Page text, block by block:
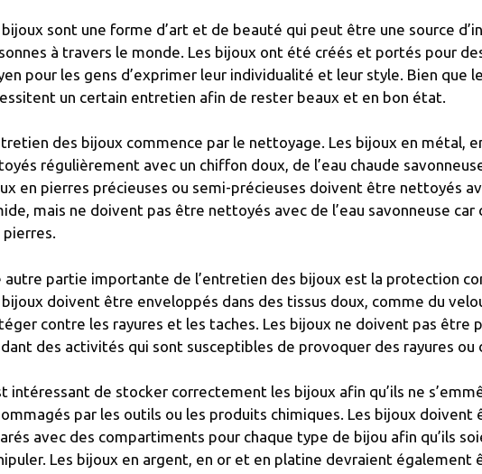
bijoux sont une forme d’art et de beauté qui peut être une source
à travers le monde. Les bijoux ont été créés et portés pour
pour les gens d’exprimer leur individualité et leur style. Bien que
un certain entretien afin de rester beaux et en bon état.
des bijoux commence par le nettoyage. Les bijoux en métal,
régulièrement avec un chiffon doux, de l’eau chaude
en pierres précieuses ou semi-précieuses doivent être nettoyés
mais ne doivent pas être nettoyés avec de l’eau savonneuse car
pierres.
autre partie importante de l’entretien des bijoux est la protection
bijoux doivent être enveloppés dans des tissus doux, comme du
contre les rayures et les taches. Les bijoux ne doivent pas être
des activités qui sont susceptibles de provoquer des rayures ou
intéressant de stocker correctement les bijoux afin qu’ils ne
par les outils ou les produits chimiques. Les bijoux doivent
avec des compartiments pour chaque type de bijou afin qu’ils
Les bijoux en argent, en or et en platine devraient également